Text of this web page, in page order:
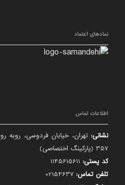
نمادهای اعتماد
اطلاعات تماس
نشانی: تهران، خیابان فردوسی، روبه
357 (پارکینگ اختصاصی)
کد پستی:
تلفن تماس: